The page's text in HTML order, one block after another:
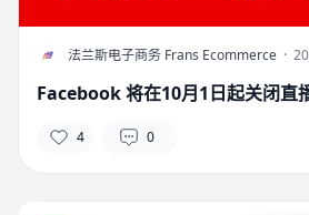
F 法兰斯电子商务 Frans Ecommerce ·
Facebook 将在10月1日起关闭直
4 0